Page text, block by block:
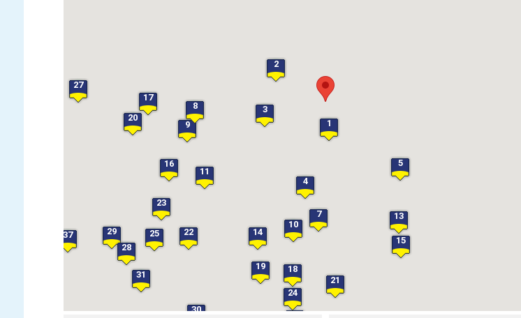
1
2
3
4
5
7
8
9
10
11
13
14
15
16
17
18
19
20
21
22
23
24
25
27
28
29
30
31
37